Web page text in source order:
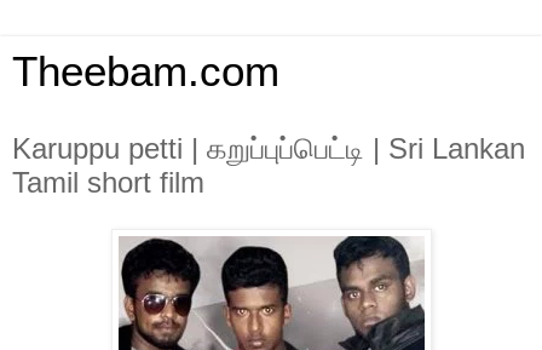
Theebam.com
Karuppu petti | கறுப்புப்பெட்டி | Sri Lankan
Tamil short film